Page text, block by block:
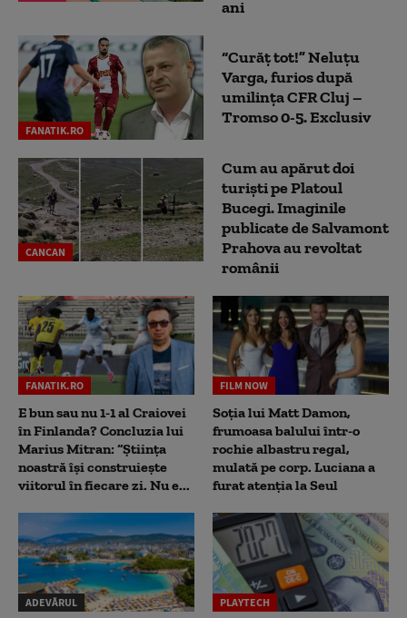
ani
FANATIK.RO
“Curăț tot!” Neluțu
Varga, furios după
umilința CFR Cluj –
Tromso 0-5. Exclusiv
CANCAN
Cum au apărut doi
turiști pe Platoul
Bucegi. Imaginile
publicate de Salvamont
Prahova au revoltat
românii
FANATIK.RO
E bun sau nu 1-1 al Craiovei
în Finlanda? Concluzia lui
Marius Mitran: “Știința
noastră își construiește
viitorul în fiecare zi. Nu e...
FILM NOW
Soția lui Matt Damon,
frumoasa balului într-o
rochie albastru regal,
mulată pe corp. Luciana a
furat atenția la Seul
ADEVĂRUL PLAYTECH